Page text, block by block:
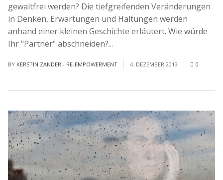
gewaltfrei werden? Die tiefgreifenden Veränderungen
in Denken, Erwartungen und Haltungen werden
anhand einer kleinen Geschichte erläutert. Wie würde
Ihr "Partner" abschneiden?...
BY KERSTIN ZANDER - RE-EMPOWERMENT 4. DEZEMBER 2013 0